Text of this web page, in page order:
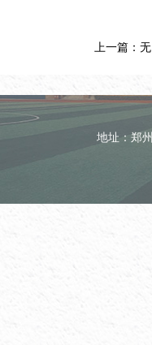
上一篇：无
地址：郑